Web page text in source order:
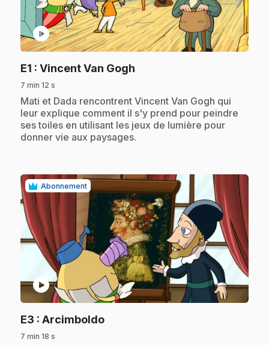
play_circle
E1 : Vincent Van Gogh
7 min 12 s
.Mati et Dada rencontrent Vincent Van Gogh qui
leur explique comment il s'y prend pour peindre
ses toiles en utilisant les jeux de lumière pour
donner vie aux paysages.
Abonnement
play_circle
E3 : Arcimboldo.
7 min 18 s